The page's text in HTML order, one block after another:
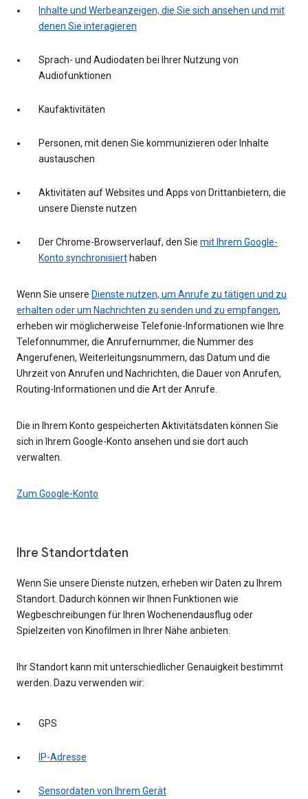
Inhalte und Werbeanzeigen, die Sie sich ansehen und mit
denen Sie interagieren
Sprach- und Audiodaten bei Ihrer Nutzung von
Audiofunktionen
Kaufaktivitäten
Personen, mit denen Sie kommunizieren oder Inhalte
austauschen
Aktivitäten auf Websites und Apps von Drittanbietern, die
unsere Dienste nutzen
Der Chrome-Browserverlauf, den Sie mit Ihrem Google-
Konto synchronisiert haben
Wenn Sie unsere Dienste nutzen, um Anrufe zu tätigen und zu
erhalten oder um Nachrichten zu senden und zu empfangen,
erheben wir möglicherweise Telefonie-Informationen wie Ihre
Telefonnummer, die Anrufernummer, die Nummer des
Angerufenen, Weiterleitungsnummern, das Datum und die
Uhrzeit von Anrufen und Nachrichten, die Dauer von Anrufen,
Routing-Informationen und die Art der Anrufe.
Die in Ihrem Konto gespeicherten Aktivitätsdaten können Sie
sich in Ihrem Google-Konto ansehen und sie dort auch
verwalten.
Zum Google-Konto
Ihre Standortdaten
Wenn Sie unsere Dienste nutzen, erheben wir Daten zu Ihrem
Standort. Dadurch können wir Ihnen Funktionen wie
Wegbeschreibungen für Ihren Wochenendausflug oder
Spielzeiten von Kinofilmen in Ihrer Nähe anbieten.
Ihr Standort kann mit unterschiedlicher Genauigkeit bestimmt
werden. Dazu verwenden wir:
GPS
IP-Adresse
Sensordaten von Ihrem Gerät